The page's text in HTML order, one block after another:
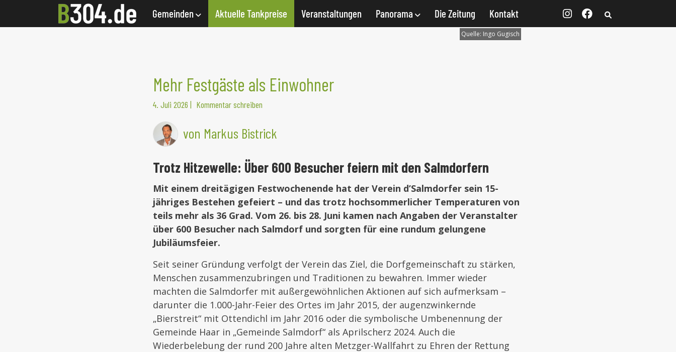
Gemeinden Aktuelle Tankpreise Veranstaltungen Panorama Die Zeitung Kontakt
Quelle: Ingo Gugisch
Mehr Festgäste als Einwohner
4. Juli 2026 | Kommentar schreiben
von Markus Bistrick
Trotz Hitzewelle: Über 600 Besucher feiern mit den Salmdorfern
Mit einem dreitägigen Festwochenende hat der Verein d’Salmdorfer sein 15-
jähriges Bestehen gefeiert – und das trotz hochsommerlicher Temperaturen von
teils mehr als 36 Grad. Vom 26. bis 28. Juni kamen nach Angaben der Veranstalter
über 600 Besucher nach Salmdorf und sorgten für eine rundum gelungene
Jubiläumsfeier.
Seit seiner Gründung verfolgt der Verein das Ziel, die Dorfgemeinschaft zu stärken,
Menschen zusammenzubringen und Traditionen zu bewahren. Immer wieder
machten die Salmdorfer mit außergewöhnlichen Aktionen auf sich aufmerksam –
darunter die 1.000-Jahr-Feier des Ortes im Jahr 2015, der augenzwinkernde
„Bierstreit“ mit Ottendichl im Jahr 2016 oder die symbolische Umbenennung der
Gemeinde Haar in „Gemeinde Salmdorf“ als Aprilscherz 2024. Auch die
Wiederbelebung der rund 200 Jahre alten Metzger-Wallfahrt zu Ehren der Rettung